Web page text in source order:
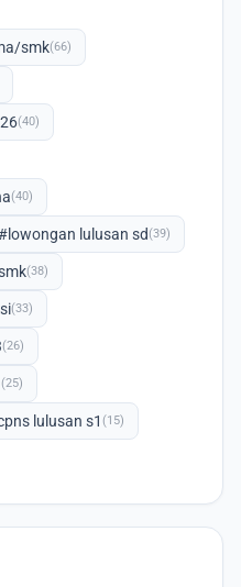
smk(66)
(40)
(40)
lulusan sd(39)
(38)
(33)
(26)
(25)
lulusan s1 (15)